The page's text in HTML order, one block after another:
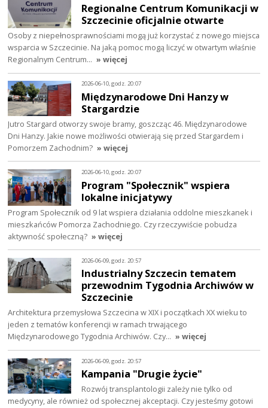
Regionalne Centrum Komunikacji w
Szczecinie oficjalnie otwarte
Osoby z niepełnosprawnościami mogą już korzystać z nowego miejsca
wsparcia w Szczecinie. Na jaką pomoc mogą liczyć w otwartym właśnie
Regionalnym Centrum… » więcej
2026-06-10, godz. 20:07
Międzynarodowe Dni Hanzy w
Stargardzie
Jutro Stargard otworzy swoje bramy, goszcząc 46. Międzynarodowe
Dni Hanzy. Jakie nowe możliwości otwierają się przed Stargardem i
Pomorzem Zachodnim? » więcej
2026-06-10, godz. 20:07
Program "Społecznik" wspiera
lokalne inicjatywy
Program Społecznik od 9 lat wspiera działania oddolne mieszkanek i
mieszkańców Pomorza Zachodniego. Czy rzeczywiście pobudza
aktywność społeczną? » więcej
2026-06-09, godz. 20:57
Industrialny Szczecin tematem
przewodnim Tygodnia Archiwów w
Szczecinie
Architektura przemysłowa Szczecina w XIX i początkach XX wieku to
jeden z tematów konferencji w ramach trwającego
Międzynarodowego Tygodnia Archiwów. Czy… » więcej
2026-06-09, godz. 20:57
Kampania "Drugie życie"
Rozwój transplantologii zależy nie tylko od
medycyny, ale również od społecznej akceptacji. Czy jesteśmy gotowi